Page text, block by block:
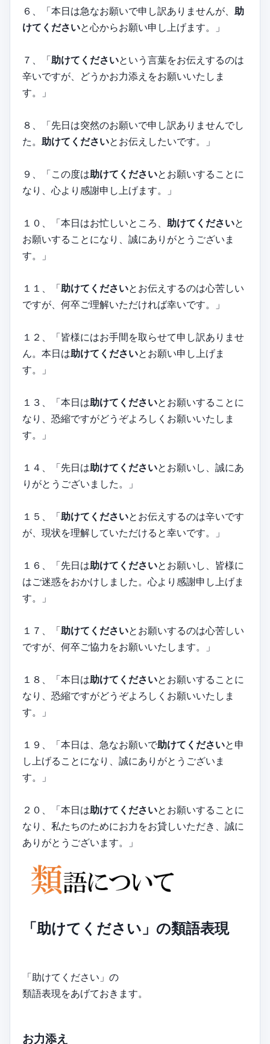
６、「本日は急なお願いで申し訳ありませんが、 助
けてくださいと心からお願い申し上げます。」
７、「助けてくださいという言葉をお伝えするのは
辛いですが、どうかお力添えをお願いいたしま
す。」
８、「先日は突然のお願いで申し訳ありませんでし
た。 助けてくださいとお伝えしたいです。」
９、「この度は助けてくださいとお願いすることに
なり、心より感謝申し上げます。」
１０、「本日はお忙しいところ、 助けてくださいと
お願いすることになり、誠にありがとうございま
す。」
１１、「助けてくださいとお伝えするのは心苦しい
ですが、何卒ご理解いただければ幸いです。」
１２、「皆様にはお手間を取らせて申し訳ありませ
ん。本日は助けてくださいとお願い申し上げま
す。」
１３、「本日は助けてくださいとお願いすることに
なり、恐縮ですがどうぞよろしくお願いいたしま
す。」
１４、「先日は助けてくださいとお願いし、誠にあ
りがとうございました。」
１５、「助けてくださいとお伝えするのは辛いです
が、現状を理解していただけると幸いです。」
１６、「先日は助けてくださいとお願いし、皆様に
はご迷惑をおかけしました。心より感謝申し上げま
す。」
１７、「助けてくださいとお願いするのは心苦しい
ですが、何卒ご協力をお願いいたします。」
１８、「本日は助けてくださいとお願いすることに
なり、恐縮ですがどうぞよろしくお願いいたしま
す。」
１９、「本日は、急なお願いで助けてくださいと申
し上げることになり、誠にありがとうございま
す。」
２０、「本日は助けてくださいとお願いすることに
なり、私たちのためにお力をお貸しいただき、誠に
ありがとうございます。」
「助けてください」の類語表現
「助けてください」の
類語表現をあげておきます。
お力添え